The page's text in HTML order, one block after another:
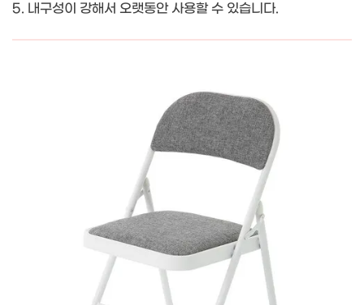
5. 내구성이 강해서 오랫동안 사용할 수 있습니다.